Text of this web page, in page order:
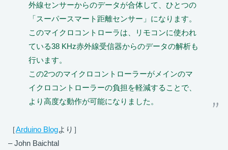
外線センサーからのデータが合体して、ひとつの
「スーパースマート距離センサー」になります。
このマイクロコントローラは、リモコンに使われ
ている38 KHz赤外線受信器からのデータの解析も
行います。
この2つのマイクロコントローラーがメインのマ
イクロコントローラーの負担を軽減することで、
より高度な動作が可能になりました。
［Arduino Blogより］
– John Baichtal